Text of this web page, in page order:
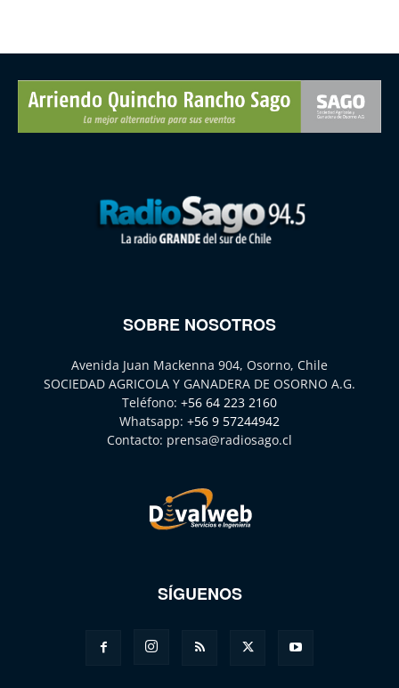
SOBRE NOSOTROS
Avenida Juan Mackenna 904, Osorno, Chile
SOCIEDAD AGRICOLA Y GANADERA DE OSORNO A.G.
Teléfono: +56 64 223 2160
Whatsapp: +56 9 57244942
Contacto: prensa@radiosago.cl
SÍGUENOS